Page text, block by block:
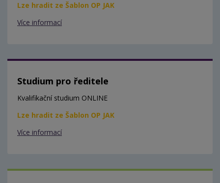
Lze hradit ze Šablon OP JAK
Více informací
Studium pro ředitele
Kvalifikační studium ONLINE
Lze hradit ze Šablon OP JAK
Více informací